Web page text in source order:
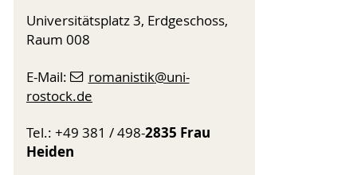
Universitätsplatz 3, Erdgeschoss,
Raum 008
E-Mail: romanistik@uni-
rostock.de
Tel.: +49 381 / 498-2835 Frau
Heiden